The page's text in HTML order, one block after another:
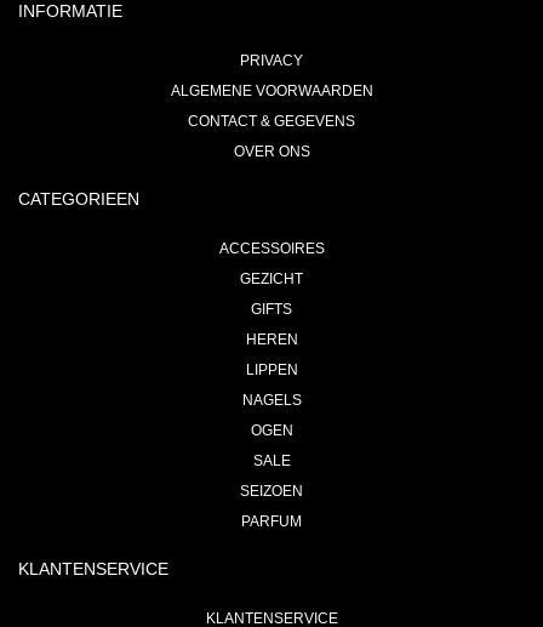
INFORMATIE
PRIVACY
ALGEMENE VOORWAARDEN
CONTACT & GEGEVENS
OVER ONS
CATEGORIEEN
ACCESSOIRES
GEZICHT
GIFTS
HEREN
LIPPEN
NAGELS
OGEN
SALE
SEIZOEN
PARFUM
KLANTENSERVICE
KLANTENSERVICE